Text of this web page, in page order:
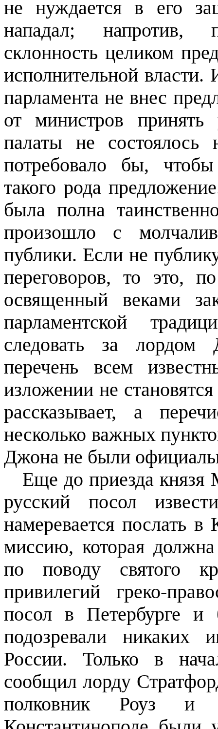
не нуждается в его
нападал; напротив,
склонность целиком
исполнительной
парламента не внес
от министров
палаты не состоялось
потребовало бы,
такого рода
была полна
произошло с
публики. Если не
переговоров, то это,
освященный веками
парламентской
следовать за
перечень всем
изложении не
рассказывает, а
несколько важных
Джона не были
Еще до приезда князя
русский посол
намеревается послать
миссию, которая
по поводу святого
привилегий греко-
посол в Петербурге и
подозревали никаких
России. Только в
сообщил лорду
полковник Роуз